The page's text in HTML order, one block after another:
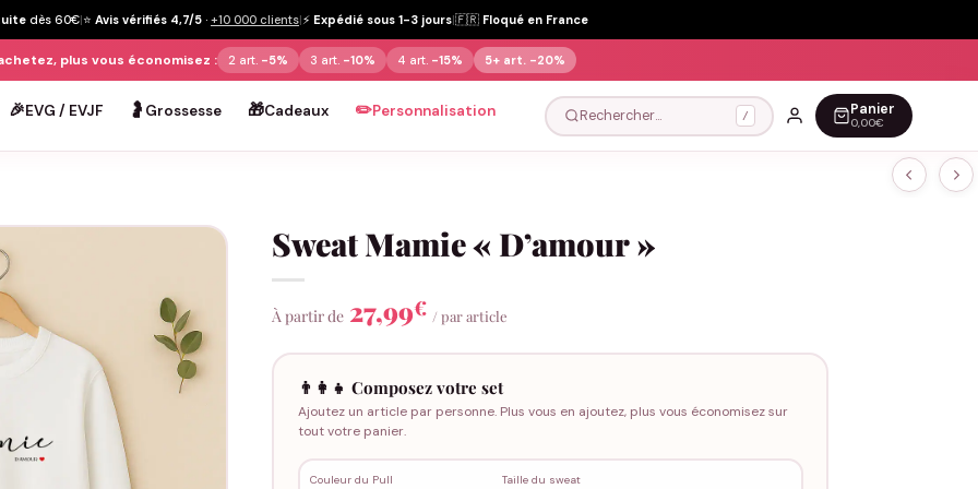
dès 60€|⭐ Avis vérifiés 4,7/5 · +10 000 clients|⚡ Expédié sous 1-3 jours|🇫🇷 Floqué en France
plus vous économisez : 2 art. -5% 3 art. -10% 4 art. -15% 5+ art. -20%
🎉EVG / EVJF 🤰 Grossesse 🎁Cadeaux ✏️Personnalisation Rechercher… / Panier
0,00€
Sweat Mamie « D’amour »
À partir de 27,99€ / par article
👨‍👩‍👧 Composez votre set
Ajoutez un article par personne. Plus vous en ajoutez, plus vous économisez sur
tout votre panier.
Couleur du Pull Taille du sweat